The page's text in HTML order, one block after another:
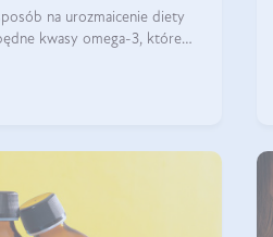
na urozmaicenie diety
kwasy omega-3, które